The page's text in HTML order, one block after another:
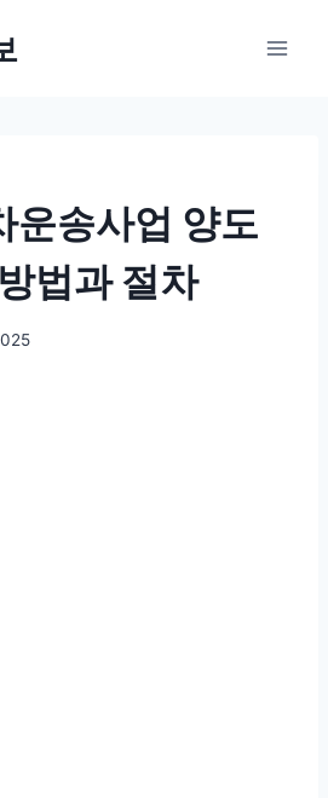
운송사업 양도
법과 절차